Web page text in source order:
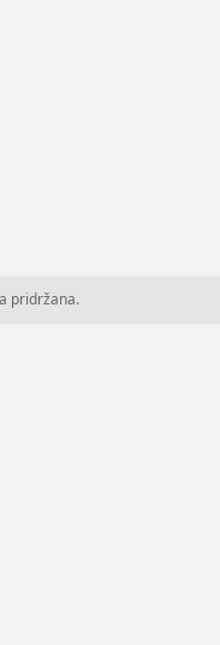
pridržana.